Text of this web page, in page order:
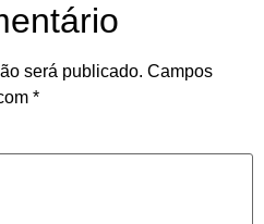
será publicado. Campos
*